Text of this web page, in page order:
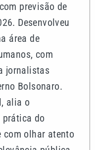
previsão de
Desenvolveu
área de
com
jornalistas
Bolsonaro.
alia o
prática do
olhar atento